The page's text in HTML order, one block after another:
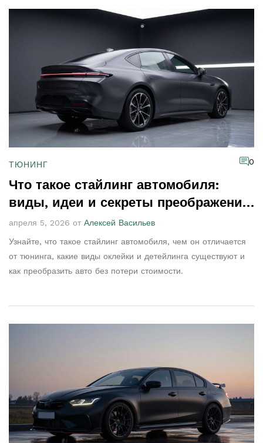
ТЮНИНГ 0
Что такое стайлинг автомобиля:
виды, идеи и секреты преображения
авто
апреля 5, 2026 от Алексей Васильев
Узнайте, что такое стайлинг автомобиля, чем он отличается
от тюнинга, какие виды оклейки и детейлинга существуют и
как преобразить авто без потери стоимости.